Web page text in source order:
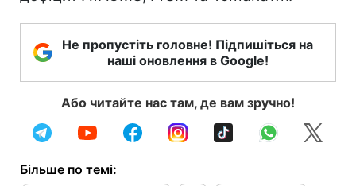
Не пропустіть головне! Підпишіться на
наші оновлення в Google!
Або читайте нас там, де вам зручно!
Більше по темі: